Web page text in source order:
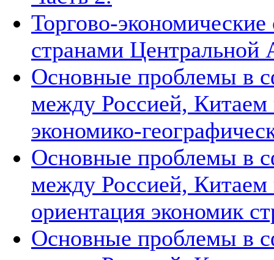
Торгово-
странами Центральной
Основные проблемы в
между Россией,
экономико-
Основные проблемы в
между Россией, Китаем
ориентация экономик
Основные проблемы в